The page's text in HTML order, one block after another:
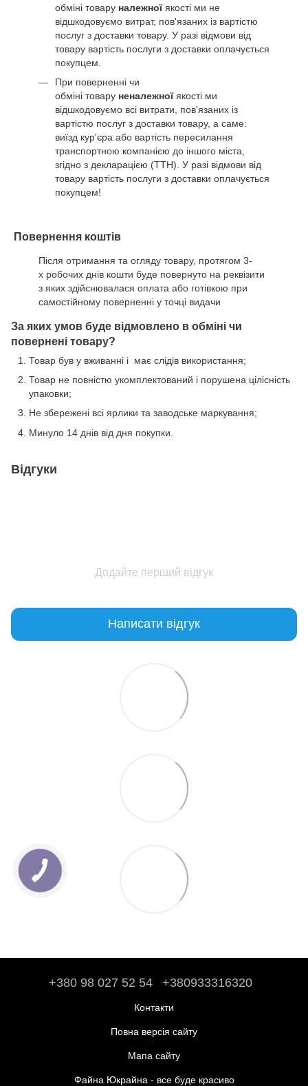
обміні товару належноїякості ми не
відшкодовуємо витрат, пов'язаних із вартістю
послуг з доставки товару. У разі відмови від
товару вартість послуги з доставки оплачується
покупцем.
При поверненні чи
обміні товару неналежноїякості ми
відшкодовуємо всі витрати, пов'язаних із
вартістю послуг з доставки товару, а саме:
виїзд кур'єра або вартість пересилання
транспортною компанією до іншого міста,
згідно з декларацією (ТТН). У разі відмови від
товару вартість послуги з доставки оплачується
покупцем!
Повернення коштів
Після отримання та огляду товару, протягом 3-
х робочих днів кошти буде повернуто на реквізити
з яких здійснювалася оплата або готівкою при
самостійному поверненні у точці видачи
За яких умов буде відмовлено в обміні чи
повернені товару?
Товар був у вживанні і має слідів використання;
Товар не повністю укомплектований і порушена цілісність
упаковки;
Не збережені всі ярлики та заводське маркування;
Минуло 14 днів від дня покупки.
Відгуки
Додайте перший відгук
Написати відгук
+380 98 027 52 54 +380933316320
Контакти
Повна версія сайту
Мапа сайту
Файна Юкрайна - все буде красиво